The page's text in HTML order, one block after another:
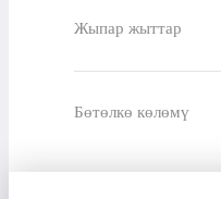
Жыпар жыттар
Бөтөлкө көлөмү